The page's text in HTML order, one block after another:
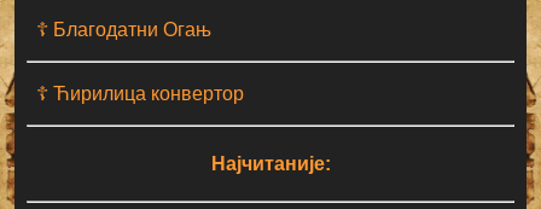
☦ Благодатни Огањ
☦ Ћирилица конвертор
Најчитаније: